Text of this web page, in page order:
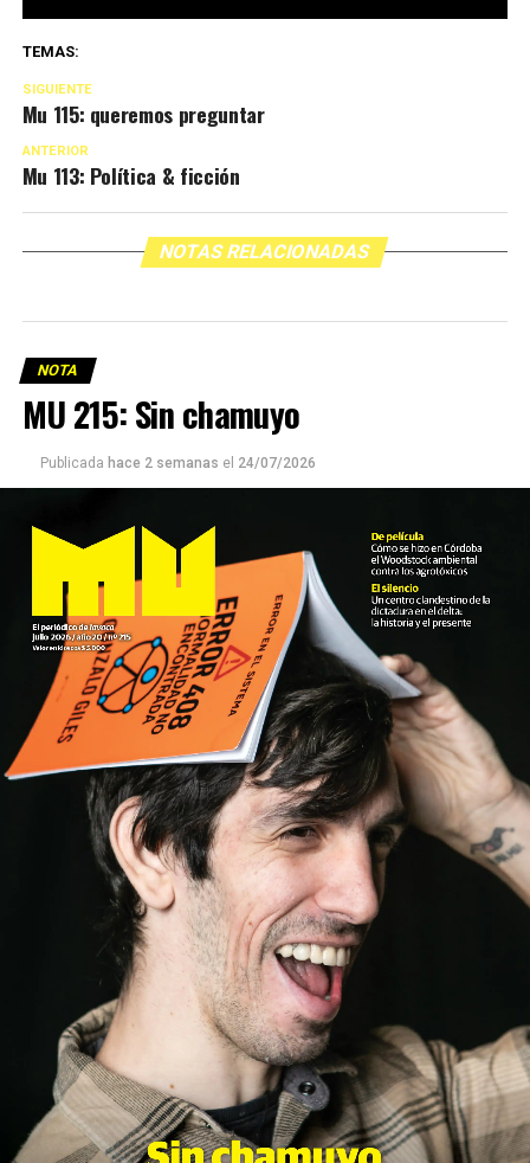
TEMAS:
SIGUIENTE
Mu 115: queremos preguntar
ANTERIOR
Mu 113: Política & ficción
NOTAS RELACIONADAS
NOTA
MU 215: Sin chamuyo
Publicada hace 2 semanas el 24/07/2026